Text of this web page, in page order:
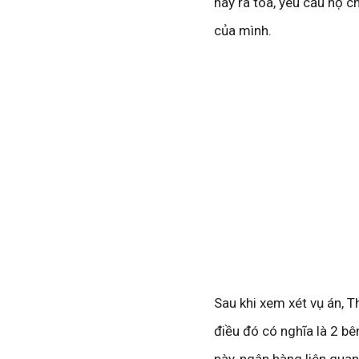
của mình.
Sau khi xem xét vụ án,
điều đó có nghĩa là 2